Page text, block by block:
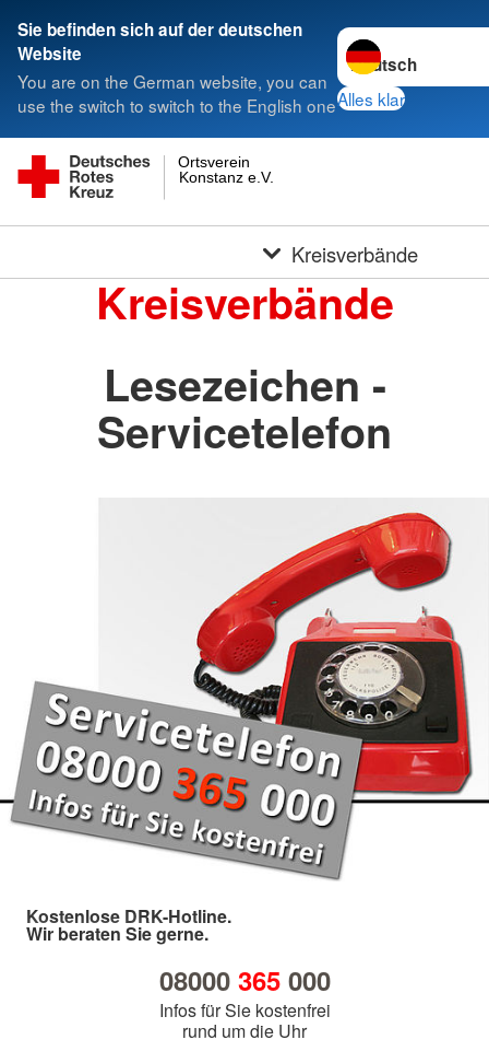
Sie befinden sich auf der deutschen
Website
You are on the German website, you can
use the switch to switch to the English one
Sprache wechseln
Alles klar
Konstanz e.V.
Ortsverein
Kreisverbände
Kreisverbände
Lesezeichen -
Servicetelefon
Kostenlose DRK-Hotline.
Wir beraten Sie gerne.
08000 365000
Infos für Sie kostenfrei
rund um die Uhr